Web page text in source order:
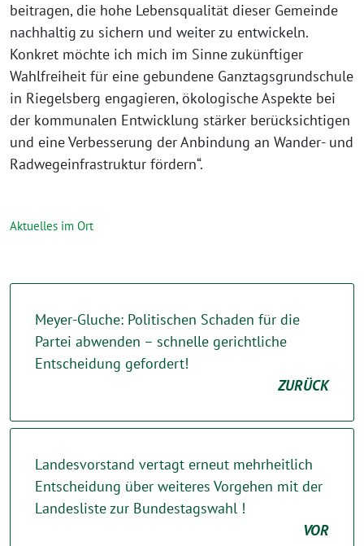
beitragen, die hohe Lebensqualität dieser Gemeinde
nachhaltig zu sichern und weiter zu entwickeln.
Konkret möchte ich mich im Sinne zukünftiger
Wahlfreiheit für eine gebundene Ganztagsgrundschule
in Riegelsberg engagieren, ökologische Aspekte bei
der kommunalen Entwicklung stärker berücksichtigen
und eine Verbesserung der Anbindung an Wander- und
Radwegeinfrastruktur fördern“.
Aktuelles im Ort
Meyer-Gluche: Politischen Schaden für die
Partei abwenden – schnelle gerichtliche
Entscheidung gefordert!
ZURÜCK
Landesvorstand vertagt erneut mehrheitlich
Entscheidung über weiteres Vorgehen mit der
Landesliste zur Bundestagswahl !
VOR